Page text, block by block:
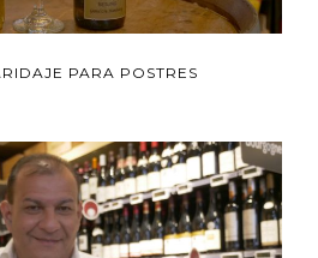
PARA POSTRES